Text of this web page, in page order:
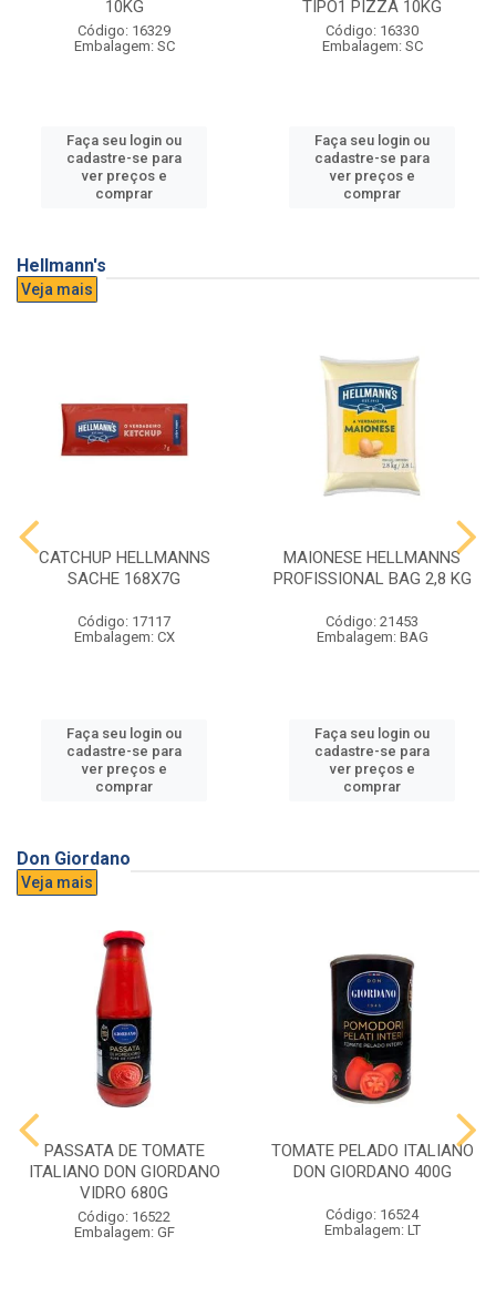
10KG
Código: 16329
Embalagem: SC
Faça seu login ou
cadastre-se para
ver preços e
comprar
TIPO1 PIZZA 10KG
Código: 16330
Embalagem: SC
Faça seu login ou
cadastre-se para
ver preços e
comprar
Hellmann's
Veja mais
CATCHUP HELLMANNS
SACHE 168X7G
Código: 17117
Embalagem: CX
Faça seu login ou
cadastre-se para
ver preços e
comprar
MAIONESE HELLMANNS
PROFISSIONAL BAG 2,8 KG
Código: 21453
Embalagem: BAG
Faça seu login ou
cadastre-se para
ver preços e
comprar
Don Giordano
Veja mais
PASSATA DE TOMATE
ITALIANO DON GIORDANO
VIDRO 680G
Código: 16522
Embalagem: GF
TOMATE PELADO ITALIANO
DON GIORDANO 400G
Código: 16524
Embalagem: LT